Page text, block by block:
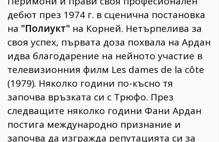
дебют през 1974 г. в сценична постановка
на "Полиукт" на Корней. Нетърпелива за
своя успех, първата доза похвала на Ардан
идва благодарение на нейното участие в
телевизионния филм Les dames de la côte
(1979). Няколко години по-късно тя
започва връзката си с Трюфо. През
следващите няколко години Фани Ардан
постига международно признание и
започва да изгражда репутацията си за